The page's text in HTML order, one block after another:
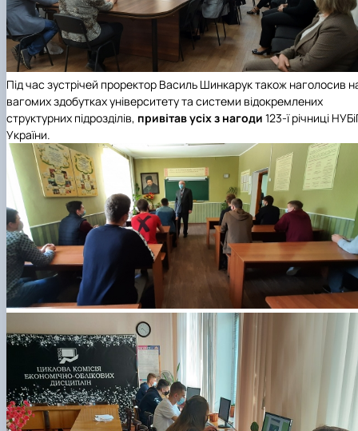
Під час зустрічей проректор Василь Шинкарук також наголосив
вагомих здобутках університету та системи відокремлених
структурних підрозділів, привітав усіх з нагоди 123-ї річниці
України.